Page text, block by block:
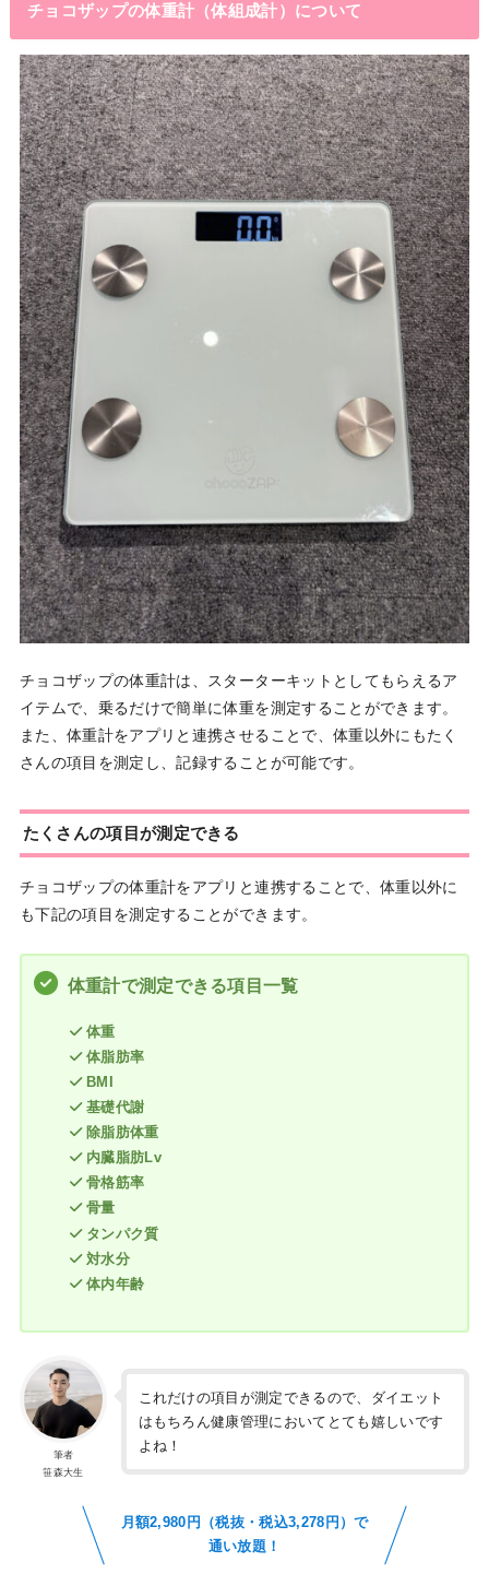
チョコザップの体重計（体組成計）について
チョコザップの体重計は、スターターキットとしてもらえるア
イテムで、乗るだけで簡単に体重を測定することができます。
また、体重計をアプリと連携させることで、体重以外にもたく
さんの項目を測定し、記録することが可能です。
たくさんの項目が測定できる
チョコザップの体重計をアプリと連携することで、体重以外に
も下記の項目を測定することができます。
体重計で測定できる項目一覧
体重
体脂肪率
BMI
基礎代謝
除脂肪体重
内臓脂肪Lv
骨格筋率
骨量
タンパク質
対水分
体内年齢
筆者
笹森大生
これだけの項目が測定できるので、ダイエット
はもちろん健康管理においてとても嬉しいです
よね！
月額2,980円（税抜・税込3,278円）で
通い放題！